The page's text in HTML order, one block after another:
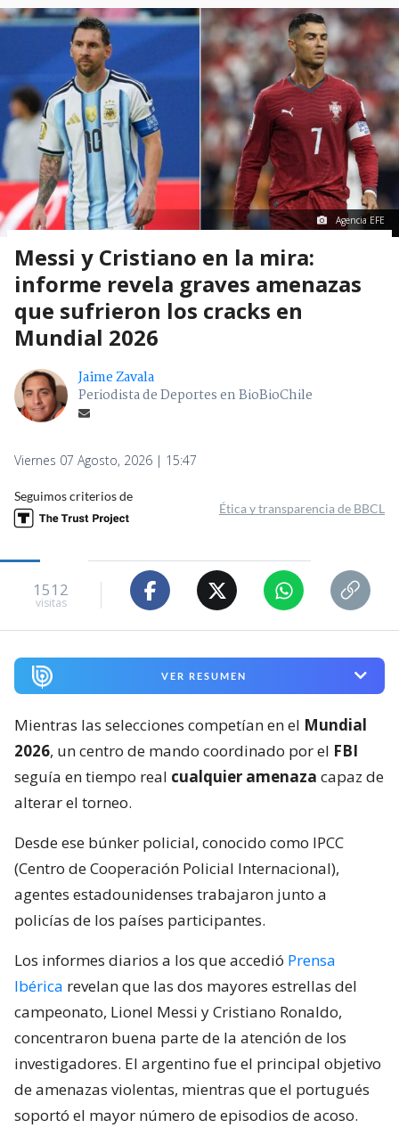
Agencia EFE
Messi y Cristiano en la mira:
informe revela graves amenazas
que sufrieron los cracks en
Mundial 2026
Jaime Zavala
Periodista de Deportes en BioBioChile
Viernes 07 Agosto, 2026 | 15:47
Seguimos criterios de
Ética y transparencia de BBCL
1512
visitas
VER RESUMEN
Mientras las selecciones competían en el Mundial
2026, un centro de mando coordinado por el FBI
seguía en tiempo real cualquier amenaza capaz de
alterar el torneo.
Desde ese búnker policial, conocido como IPCC
(Centro de Cooperación Policial Internacional),
agentes estadounidenses trabajaron junto a
policías de los países participantes.
Los informes diarios a los que accedió Prensa
Ibérica revelan que las dos mayores estrellas del
campeonato, Lionel Messi y Cristiano Ronaldo,
concentraron buena parte de la atención de los
investigadores. El argentino fue el principal objetivo
de amenazas violentas, mientras que el portugués
soportó el mayor número de episodios de acoso.